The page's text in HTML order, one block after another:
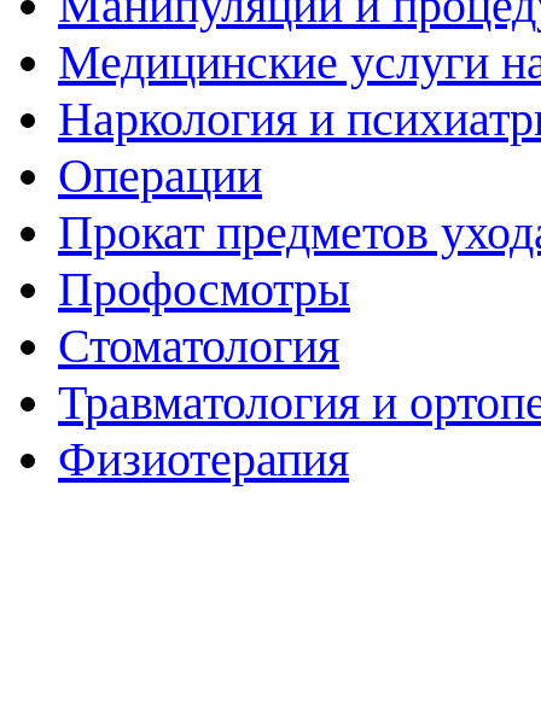
Медицинские услуги
Наркология и
Операции
Прокат предметов
Профосмотры
Стоматология
Травматология и
Физиотерапия